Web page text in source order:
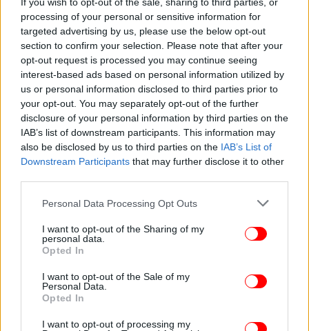
processing of your personal or sensitive information for
targeted advertising by us, please use the below opt-out
section to confirm your selection. Please note that after your
opt-out request is processed you may continue seeing
interest-based ads based on personal information utilized by
us or personal information disclosed to third parties prior to
your opt-out. You may separately opt-out of the further
disclosure of your personal information by third parties on the
IAB’s list of downstream participants. This information may
also be disclosed by us to third parties on the IAB’s List of
Downstream Participants that may further disclose it to other
Please note that this website/app uses one or more Google
not limited to your visit or usage behaviour. You may click to
grant or deny consent to Google and its third-party tags to
use your data for below specified purposes in below Google
consent section.
Personal Data Processing Opt Outs
I want to opt-out of the Sharing of my
personal data.
Opted In
I want to opt-out of the Sale of my
Personal Data.
Opted In
I want to opt-out of processing my
ΥΓΕΙΑ 17/03/2026 09:46
Έρευνα: Το άγχος κατά την πρώιμη παιδική ηλικία
συνδέεται με πεπτικά προβλήματα
01/01/2026 22:07